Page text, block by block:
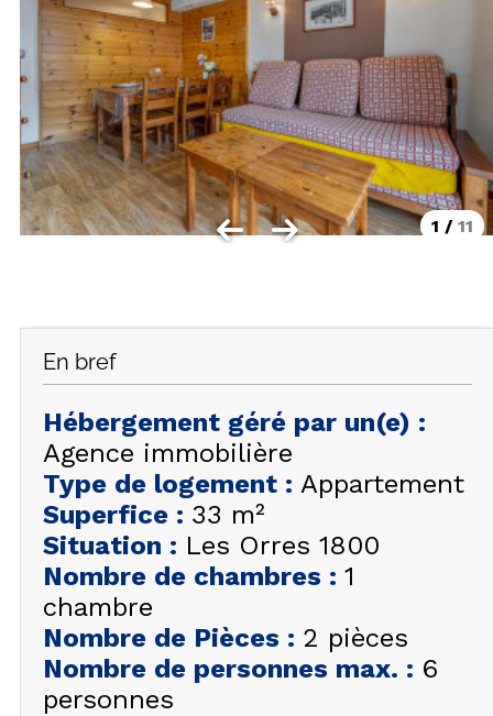
Les Orres et ses hameaux
VISUALISER LE PLAN DES ORRES
BONS PLANS ACTIVITÉS
Carte Multi activités
Forfaits remontées mécaniques VTT
CONTACT / DEVIS
HIVER
+33 (0)4 92 44 19 17
1 / 11
En bref
Hébergement géré par un(e) :
Agence immobilière
Type de logement : Appartement
Superfice : 33 m²
Situation : Les Orres 1800
Nombre de chambres : 1
chambre
Nombre de Pièces : 2 pièces
Nombre de personnes max. : 6
personnes